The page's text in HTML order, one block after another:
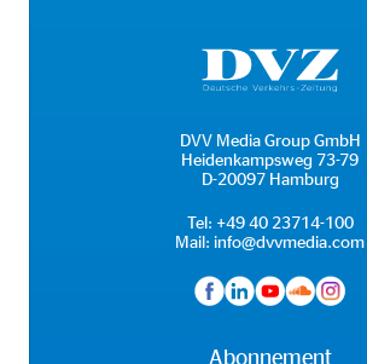
DVV Media Group GmbH
Heidenkampsweg 73-79
D-20097 Hamburg
Tel: +49 40 23714-100
Mail: info@dvvmedia.com
Abonnement